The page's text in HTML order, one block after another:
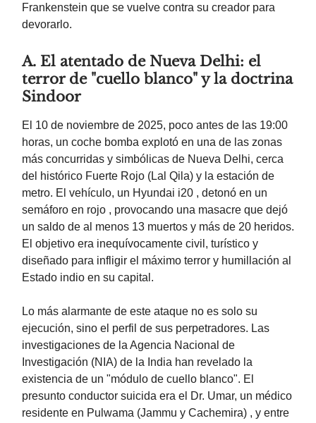
Frankenstein que se vuelve contra su creador para
devorarlo.
A. El atentado de Nueva Delhi: el
terror de "cuello blanco" y la doctrina
Sindoor
El 10 de noviembre de 2025, poco antes de las 19:00
horas, un coche bomba explotó en una de las zonas
más concurridas y simbólicas de Nueva Delhi, cerca
del histórico Fuerte Rojo (Lal Qila) y la estación de
metro. El vehículo, un Hyundai i20 , detonó en un
semáforo en rojo , provocando una masacre que dejó
un saldo de al menos 13 muertos y más de 20 heridos.
El objetivo era inequívocamente civil, turístico y
diseñado para infligir el máximo terror y humillación al
Estado indio en su capital.
Lo más alarmante de este ataque no es solo su
ejecución, sino el perfil de sus perpetradores. Las
investigaciones de la Agencia Nacional de
Investigación (NIA) de la India han revelado la
existencia de un "módulo de cuello blanco". El
presunto conductor suicida era el Dr. Umar, un médico
residente en Pulwama (Jammu y Cachemira) , y entre